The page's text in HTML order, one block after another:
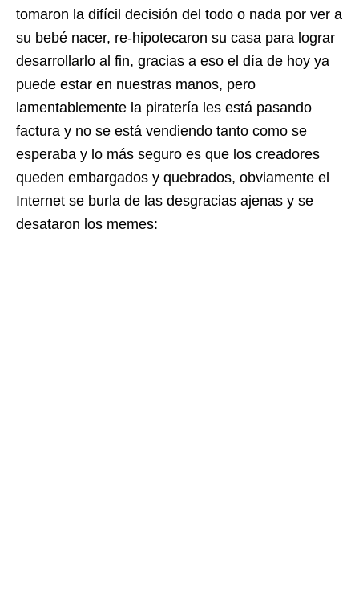
tomaron la difícil decisión del todo o nada por ver a
su bebé nacer, re-hipotecaron su casa para lograr
desarrollarlo al fin, gracias a eso el día de hoy ya
puede estar en nuestras manos, pero
lamentablemente la piratería les está pasando
factura y no se está vendiendo tanto como se
esperaba y lo más seguro es que los creadores
queden embargados y quebrados, obviamente el
Internet se burla de las desgracias ajenas y se
desataron los memes: